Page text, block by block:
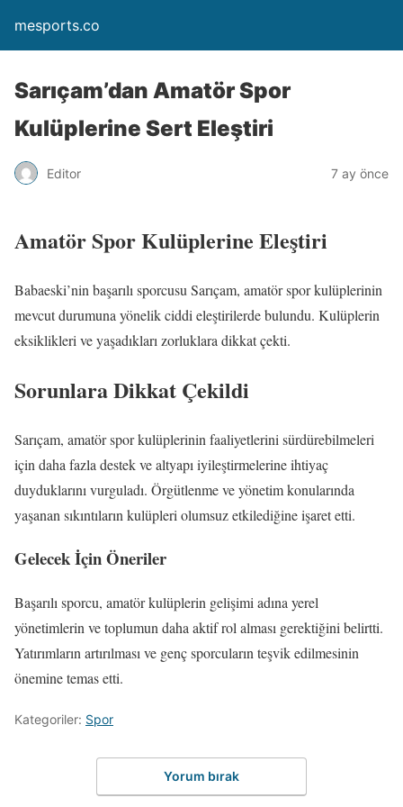
mesports.co
Sarıçam’dan Amatör Spor
Kulüplerine Sert Eleştiri
Editor 7 ay önce
Amatör Spor Kulüplerine Eleştiri
Babaeski’nin başarılı sporcusu Sarıçam, amatör spor kulüplerinin
mevcut durumuna yönelik ciddi eleştirilerde bulundu. Kulüplerin
eksiklikleri ve yaşadıkları zorluklara dikkat çekti.
Sorunlara Dikkat Çekildi
Sarıçam, amatör spor kulüplerinin faaliyetlerini sürdürebilmeleri
için daha fazla destek ve altyapı iyileştirmelerine ihtiyaç
duyduklarını vurguladı. Örgütlenme ve yönetim konularında
yaşanan sıkıntıların kulüpleri olumsuz etkilediğine işaret etti.
Gelecek İçin Öneriler
Başarılı sporcu, amatör kulüplerin gelişimi adına yerel
yönetimlerin ve toplumun daha aktif rol alması gerektiğini belirtti.
Yatırımların artırılması ve genç sporcuların teşvik edilmesinin
önemine temas etti.
Kategoriler: Spor
Yorum bırak